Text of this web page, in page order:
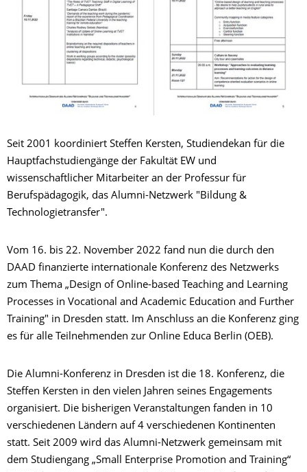
Seit 2001 koordiniert Steffen Kersten, Studiendekan für die
Hauptfachstudiengänge der Fakultät EW und
wissenschaftlicher Mitarbeiter an der Professur für
Berufspädagogik, das Alumni-Netzwerk "Bildung &
Technologietransfer".
Vom 16. bis 22. November 2022 fand nun die durch den
DAAD finanzierte internationale Konferenz des Netzwerks
zum Thema „Design of Online-based Teaching and Learning
Processes in Vocational and Academic Education and Further
Training" in Dresden statt. Im Anschluss an die Konferenz ging
es für alle Teilnehmenden zur Online Educa Berlin (OEB).
Die Alumni-Konferenz in Dresden ist die 18. Konferenz, die
Steffen Kersten in den vielen Jahren seines Engagements
organisiert. Die bisherigen Veranstaltungen fanden in 10
verschiedenen Ländern auf 4 verschiedenen Kontinenten
statt. Seit 2009 wird das Alumni-Netzwerk gemeinsam mit
dem Studiengang „Small Enterprise Promotion and Training“